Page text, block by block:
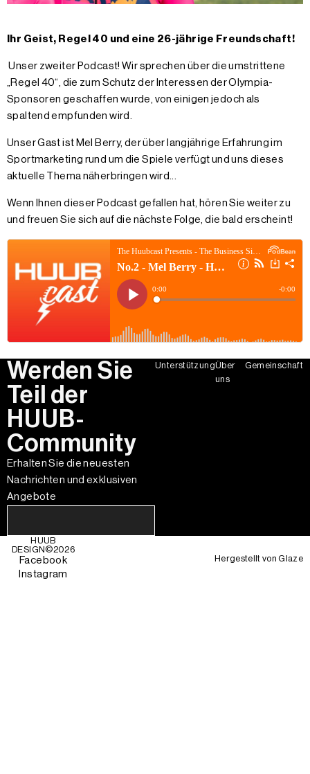
Ihr Geist, Regel 40 und eine 26-jährige Freundschaft!
Unser zweiter Podcast! Wir sprechen über die umstrittene
„Regel 40“, die zum Schutz der Interessen der Olympia-
Sponsoren geschaffen wurde, von einigen jedoch als
spaltend empfunden wird.
Unser Gast ist Mel Berry, der über langjährige Erfahrung im
Sportmarketing rund um die Spiele verfügt und uns dieses
aktuelle Thema näherbringen wird...
Wenn Ihnen dieser Podcast gefallen hat, hören Sie weiter zu
und freuen Sie sich auf die nächste Folge, die bald erscheint!
Werden Sie
Teil der
HUUB-
Community
Erhalten Sie die neuesten
Nachrichten und exklusiven
Angebote
UnterstützungÜber
uns
Gemeinschaft
HUUB
DESIGN©2026
Facebook
Instagram
Hergestellt vonGlaze